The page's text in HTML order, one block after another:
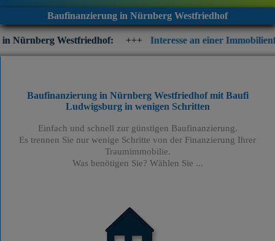
Baufinanzierung in Nürnberg Westfriedhof
+++ Interesse an einer Immobilienfinanzierung?
Baufinanzierung in Nürnberg Westfriedhof mit Baufi
Ludwigsburgin wenigen Schritten
Einfach und schnell zur günstigen Baufinanzierung.
Es trennen Sie nur wenige Schritte von der Finanzierung Ihrer
Traumimmobilie.
Was benötigen Sie? Wählen Sie ...